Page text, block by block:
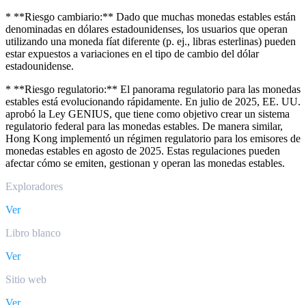
* **Riesgo cambiario:** Dado que muchas monedas estables están
denominadas en dólares estadounidenses, los usuarios que operan
utilizando una moneda fíat diferente (p. ej., libras esterlinas) pueden
estar expuestos a variaciones en el tipo de cambio del dólar
estadounidense.
* **Riesgo regulatorio:** El panorama regulatorio para las monedas
estables está evolucionando rápidamente. En julio de 2025, EE. UU.
aprobó la Ley GENIUS, que tiene como objetivo crear un sistema
regulatorio federal para las monedas estables. De manera similar,
Hong Kong implementó un régimen regulatorio para los emisores de
monedas estables en agosto de 2025. Estas regulaciones pueden
afectar cómo se emiten, gestionan y operan las monedas estables.
Exploradores
Ver
Libro blanco
Ver
Sitio web
Ver